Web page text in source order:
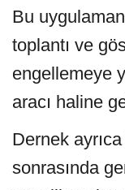
Bu
toplantı ve
engellemeye
aracı haline
Dernek
sonrasında